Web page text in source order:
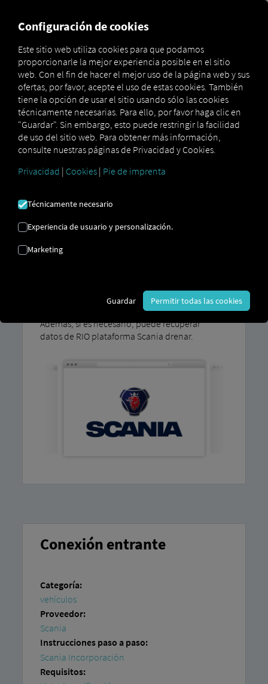
Marketplace Connectors Scania Connect
SCANIA CONECTAR
Integración de un proveedor externo
¿Tiene vehículosScania
RIOy visualice su ubicación en elmapa RIO
un vehículo compatible
conectar fácilmente sus vehículos usted
Además, si es necesario, puede recuperar
datos de RIO plataforma Scania drenar.
Conexión entrante
Categoría:
vehículos
Proveedor:
Scania
Instrucciones paso a paso:
Scania Incorporación
Requisitos:
Configuración de cookies
Este sitio web utiliza cookies para que podamos
proporcionarle la mejor experiencia posible en el sitio
web. Con el fin de hacer el mejor uso de la página web y sus
ofertas, por favor, acepte el uso de estas cookies. También
tiene la opción de usar el sitio usando sólo las cookies
técnicamente necesarias. Para ello, por favor haga clic en
"Guardar". Sin embargo, esto puede restringir la facilidad
de uso del sitio web. Para obtener más información,
consulte nuestras páginas de Privacidad y Cookies.
Privacidad | Cookies | Pie de imprenta
Técnicamente necesario
Experiencia de usuario y personalización.
Marketing
Guardar Permitir todas las cookies